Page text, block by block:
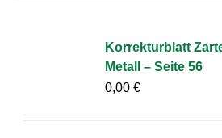
Korrekturblatt
Metall – Seite 56
0,00€